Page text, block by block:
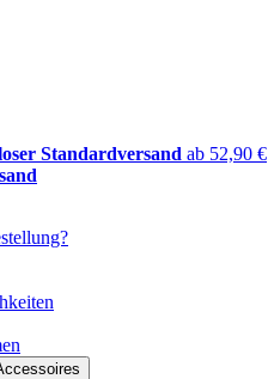
Standardversand ab 52,90 €